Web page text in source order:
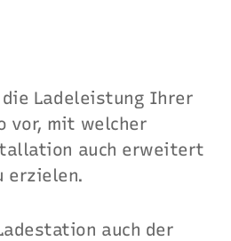
Ladeleistung Ihrer
vor, mit welcher
auch erweitert
erzielen.
auch der